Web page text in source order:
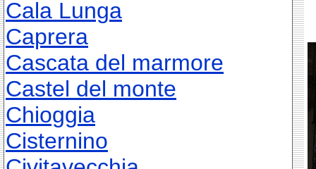
Cala Lunga
Caprera
Cascata del marmore
Castel del monte
Chioggia
Cisternino